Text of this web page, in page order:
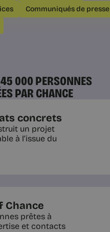
d'environnement
mouvements très
savoir lequel est
avant de vous
:
Communiqués de presse
000 PERSONNES
PAR CHANCE
concrets
un projet
à l’issue du
Chance
prêtes à
et contacts